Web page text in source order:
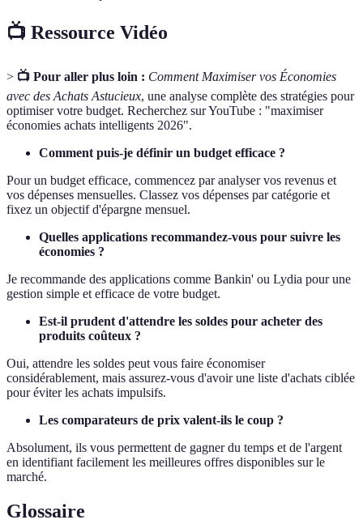
📺 Ressource Vidéo
> 📺 Pour aller plus loin : Comment Maximiser vos Économies
avec des Achats Astucieux, une analyse complète des stratégies pour
optimiser votre budget. Recherchez sur YouTube : "maximiser
économies achats intelligents 2026".
Comment puis-je définir un budget efficace ?
Pour un budget efficace, commencez par analyser vos revenus et
vos dépenses mensuelles. Classez vos dépenses par catégorie et
fixez un objectif d'épargne mensuel.
Quelles applications recommandez-vous pour suivre les
économies ?
Je recommande des applications comme Bankin' ou Lydia pour une
gestion simple et efficace de votre budget.
Est-il prudent d'attendre les soldes pour acheter des
produits coûteux ?
Oui, attendre les soldes peut vous faire économiser
considérablement, mais assurez-vous d'avoir une liste d'achats ciblée
pour éviter les achats impulsifs.
Les comparateurs de prix valent-ils le coup ?
Absolument, ils vous permettent de gagner du temps et de l'argent
en identifiant facilement les meilleures offres disponibles sur le
marché.
Glossaire